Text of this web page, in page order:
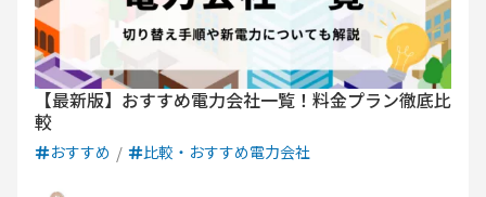
【最新版】おすすめ電力会社一覧！料金プラン徹底比
較
おすすめ 比較・おすすめ電力会社